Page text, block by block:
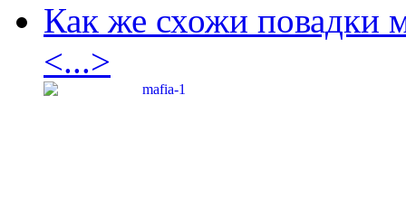
Как же схожи повадки
<...>